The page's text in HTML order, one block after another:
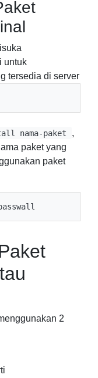
untuk
tersedia di server
nama-paket
,
paket yang
paket
2